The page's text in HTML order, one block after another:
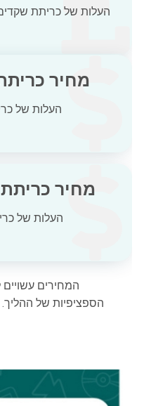
העלות של כריתת
מחיר
העלות של
מחיר
העלות של
הספציפיות של